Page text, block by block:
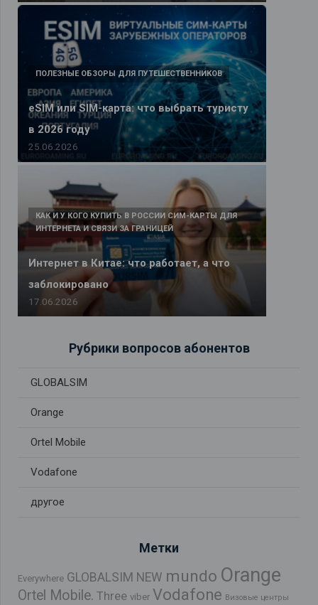
eSIM или SIM-карта: что выбрать туристу
в 2026 году
ПОЛЕЗНЫЕ ОБЗОРЫ ДЛЯ ПУТЕШЕСТВЕННИКОВ
25.06.2026
Интернет в Китае: что работает, а что
заблокировано
КАК И У КОГО КУПИТЬ В РОССИИ СИМ-КАРТЫ ДЛЯ
ИНТЕРНЕТА И СВЯЗИ ЗА ГРАНИЦЕЙ
17.06.2026
Рубрики вопросов абонентов
GLOBALSIM
Orange
Ortel Mobile
Vodafone
другое
Метки
Everywhere GLOBALSIM NEW mundo Orange
Ortel Mobile. Three viber Vodafone Визовые центры